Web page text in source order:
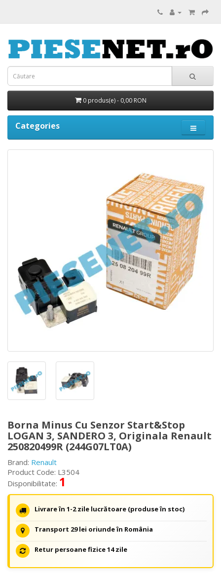
0 produs(e) - 0,00 RON
Categories
Borna Minus Cu Senzor Start&Stop
LOGAN 3, SANDERO 3, Originala Renault
250820499R (244G07LT0A)
Brand: Renault
Product Code: L3504
Disponibilitate: 1
Livrare în 1-2 zile lucrătoare (produse în stoc)
Transport 29 lei oriunde în România
Retur persoane fizice 14 zile